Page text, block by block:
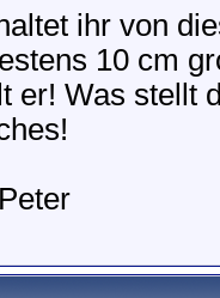
ihr von
10 cm
er! Was stellt